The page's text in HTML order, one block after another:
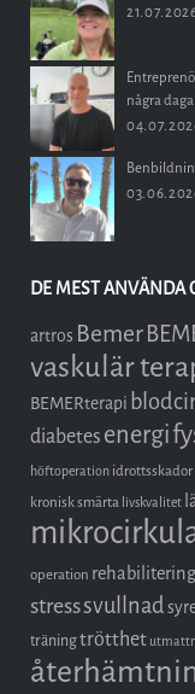
några
DE MEST ANVÄNDA
artros Bemer
vaskulär
BEMERterapi
diabetesenergi
höftoperation idrottsskador
kronisk smärta livskvalitet
operation rehabilitering
stresssvullnad
träningtrötthet